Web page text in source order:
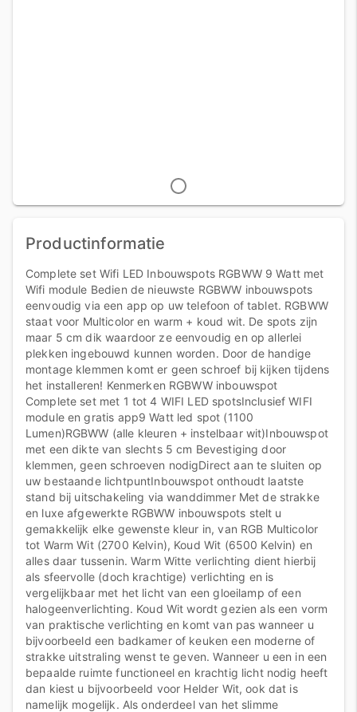
Productinformatie
Complete set Wifi LED Inbouwspots RGBWW 9 Watt met
Wifi module Bedien de nieuwste RGBWW inbouwspots
eenvoudig via een app op uw telefoon of tablet. RGBWW
staat voor Multicolor en warm + koud wit. De spots zijn
maar 5 cm dik waardoor ze eenvoudig en op allerlei
plekken ingebouwd kunnen worden. Door de handige
montage klemmen komt er geen schroef bij kijken tijdens
het installeren! Kenmerken RGBWW inbouwspot
Complete set met 1 tot 4 WIFI LED spotsInclusief WIFI
module en gratis app9 Watt led spot (1100
Lumen)RGBWW (alle kleuren + instelbaar wit)Inbouwspot
met een dikte van slechts 5 cm Bevestiging door
klemmen, geen schroeven nodigDirect aan te sluiten op
uw bestaande lichtpuntInbouwspot onthoudt laatste
stand bij uitschakeling via wanddimmer Met de strakke
en luxe afgewerkte RGBWW inbouwspots stelt u
gemakkelijk elke gewenste kleur in, van RGB Multicolor
tot Warm Wit (2700 Kelvin), Koud Wit (6500 Kelvin) en
alles daar tussenin. Warm Witte verlichting dient hierbij
als sfeervolle (doch krachtige) verlichting en is
vergelijkbaar met het licht van een gloeilamp of een
halogeenverlichting. Koud Wit wordt gezien als een vorm
van praktische verlichting en komt van pas wanneer u
bijvoorbeeld een badkamer of keuken een moderne of
strakke uitstraling wenst te geven. Wanneer u een in een
bepaalde ruimte functioneel en krachtig licht nodig heeft
dan kiest u bijvoorbeeld voor Helder Wit, ook dat is
namelijk mogelijk. Als onderdeel van het slimme